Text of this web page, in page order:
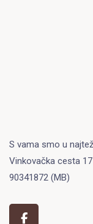
S vama smo u
Vinkovačka cesta
90341872 (MB)